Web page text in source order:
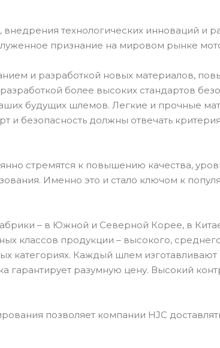
технологических инноваций и
признание на мировом рынке
и разработкой новых материалов,
более высоких стандартов
будущих шлемов. Легкие и прочные
и безопасность должны отвечать
стремятся к повышению качества,
Именно это и стало ключом к
– в Южной и Северной Корее, в
классов продукции – высокого,
категориях. Каждый шлем
гарантирует разумную цену. Высокий
позволяет компании HJC